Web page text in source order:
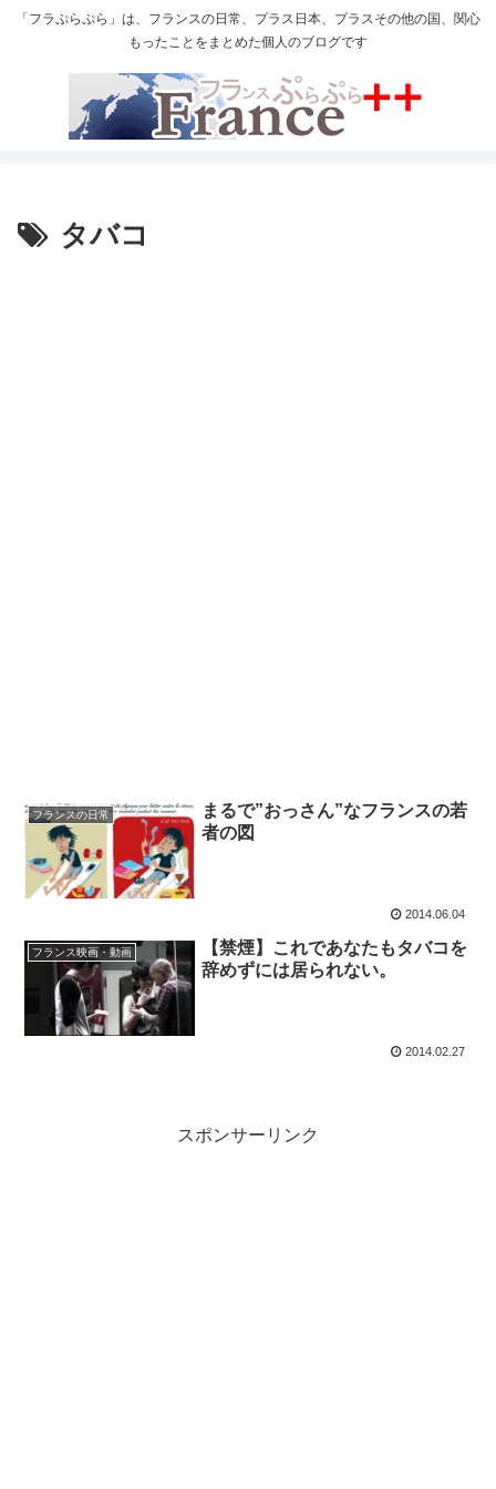
「フラぷらぷら」は、フランスの日常、プラス日本、プラスその他の国、関心
もったことをまとめた個人のブログです
タバコ
フランスの日常
まるで”おっさん”なフランスの若
者の図
2014.06.04
フランス映画・動画
【禁煙】これであなたもタバコを
辞めずには居られない。
2014.02.27
スポンサーリンク